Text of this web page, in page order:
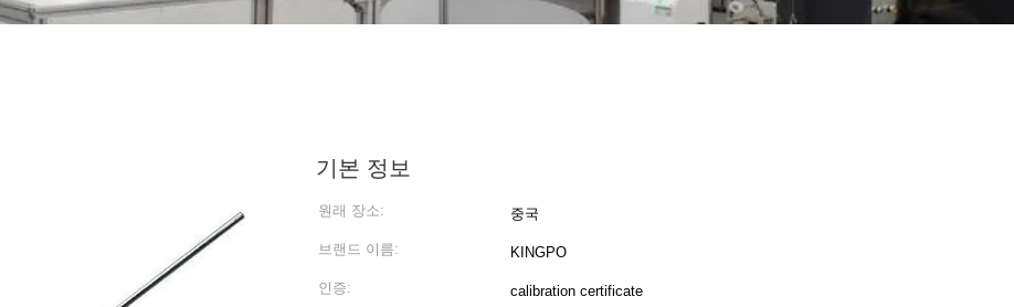
기본 정보
원래 장소: 중국
브랜드 이름: KINGPO
인증: calibration certificate